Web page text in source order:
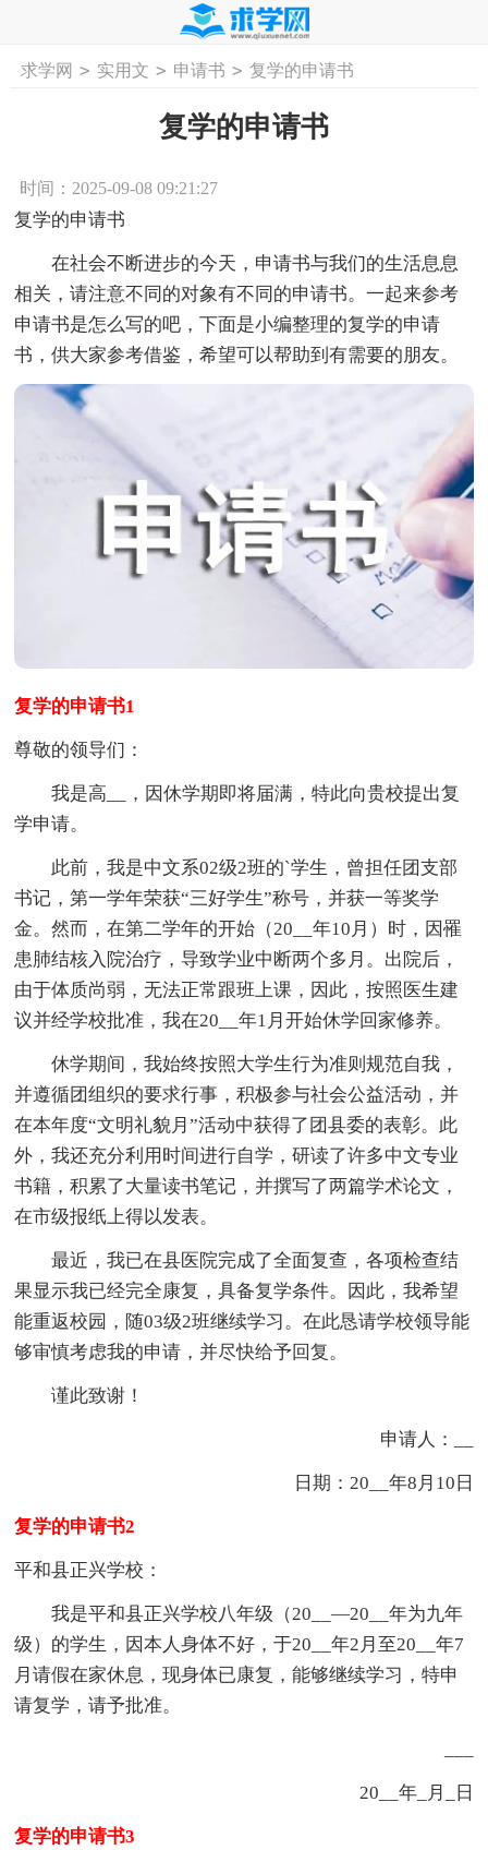
首页 工作计划 活动计划
求学网 > 实用文 > 申请书 > 复学的申请书
复学的申请书
时间：2025-09-08 09:21:27
复学的申请书
在社会不断进步的今天，申请书与我们的生活息息
相关，请注意不同的对象有不同的申请书。一起来参考
申请书是怎么写的吧，下面是小编整理的复学的申请
书，供大家参考借鉴，希望可以帮助到有需要的朋友。
复学的申请书1
尊敬的领导们：
我是高__，因休学期即将届满，特此向贵校提出复
学申请。
此前，我是中文系02级2班的`学生，曾担任团支部
书记，第一学年荣获“三好学生”称号，并获一等奖学
金。然而，在第二学年的开始（20__年10月）时，因罹
患肺结核入院治疗，导致学业中断两个多月。出院后，
由于体质尚弱，无法正常跟班上课，因此，按照医生建
议并经学校批准，我在20__年1月开始休学回家修养。
休学期间，我始终按照大学生行为准则规范自我，
并遵循团组织的要求行事，积极参与社会公益活动，并
在本年度“文明礼貌月”活动中获得了团县委的表彰。此
外，我还充分利用时间进行自学，研读了许多中文专业
书籍，积累了大量读书笔记，并撰写了两篇学术论文，
在市级报纸上得以发表。
最近，我已在县医院完成了全面复查，各项检查结
果显示我已经完全康复，具备复学条件。因此，我希望
能重返校园，随03级2班继续学习。在此恳请学校领导能
够审慎考虑我的申请，并尽快给予回复。
谨此致谢！
申请人：__
日期：20__年8月10日
复学的申请书2
平和县正兴学校：
我是平和县正兴学校八年级（20__—20__年为九年
级）的学生，因本人身体不好，于20__年2月至20__年7
月请假在家休息，现身体已康复，能够继续学习，特申
请复学，请予批准。
20__年_月_日
复学的申请书3